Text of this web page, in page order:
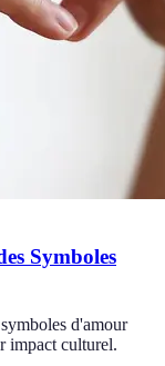
Symboles
d'amour
impact culturel.